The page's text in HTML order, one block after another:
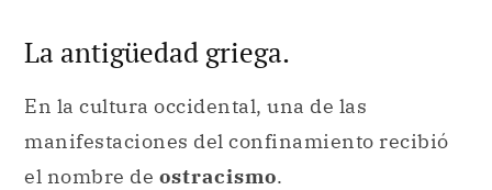
La antigüedad griega.
En la cultura occidental, una de las
manifestaciones del confinamiento recibió
el nombre de ostracismo.